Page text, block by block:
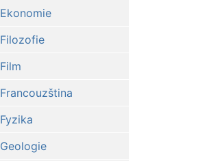
Ekonomie
Filozofie
Film
Francouzština
Fyzika
Geologie